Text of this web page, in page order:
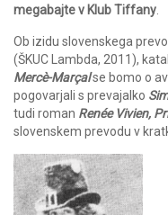
megabajte v Klub Tiffany
Ob izidu slovenskega
(ŠKUC Lambda, 2011),
Mercè-Marçalse bomo o
pogovarjali s prevajalko
tudi roman Renée Vivien,
slovenskem prevodu v